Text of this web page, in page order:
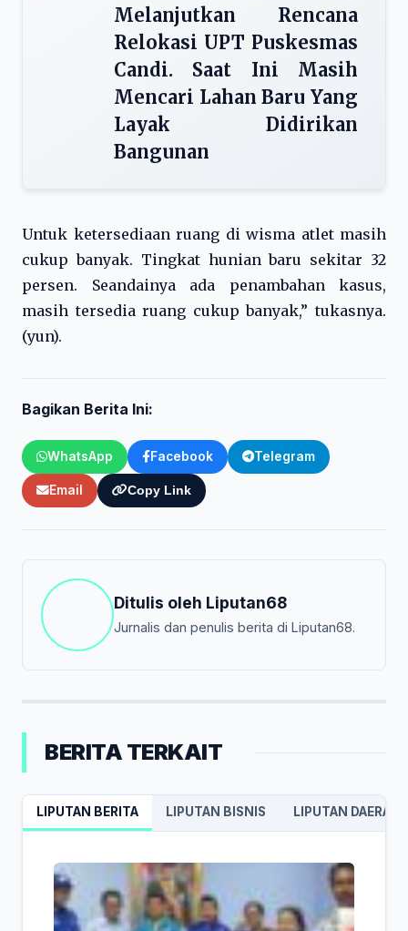
Melanjutkan Rencana
Relokasi UPT Puskesmas
Candi. Saat Ini Masih
Mencari Lahan Baru Yang
Layak Didirikan
Bangunan
Untuk ketersediaan ruang di wisma atlet masih
cukup banyak. Tingkat hunian baru sekitar 32
persen. Seandainya ada penambahan kasus,
masih tersedia ruang cukup banyak,” tukasnya.
(yun).
Bagikan Berita Ini:
WhatsApp Facebook Telegram
Email Copy Link
Ditulis oleh Liputan68
Jurnalis dan penulis berita di Liputan68.
BERITA TERKAIT
LIPUTAN BERITA LIPUTAN BISNIS LIPUTAN DAERAH